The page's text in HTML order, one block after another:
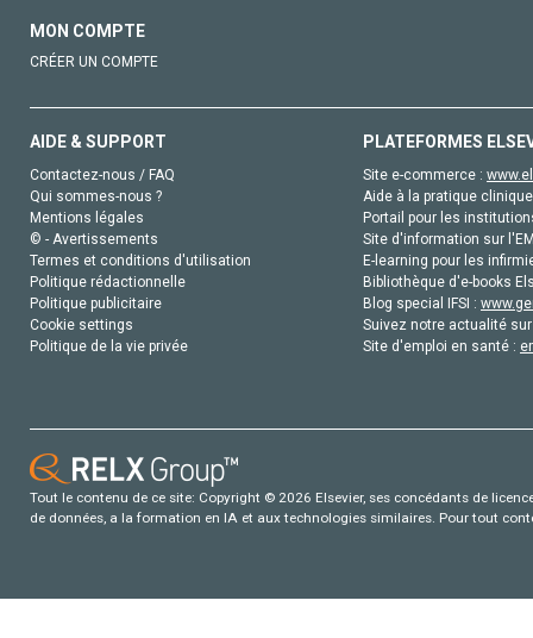
MON COMPTE
CRÉER UN COMPTE
AIDE & SUPPORT
Contactez-nous / FAQ
Qui sommes-nous ?
Mentions légales
© - Avertissements
Termes et conditions d'utilisation
Politique rédactionnelle
Politique publicitaire
Cookie settings
Politique de la vie privée
PLATEFORMES
Site e-commerce :
Aide à la pratique
Portail pour les
Site d'information sur
E-learning pour les
Bibliothèque d'e-books
Blog special IFSI :
Suivez notre actualité
Site d'emploi en santé :
Tout le contenu de ce site: Copyright © 2026 Elsevier, ses concédants de
de données, a la formation en IA et aux technologies similaires. Pour tout